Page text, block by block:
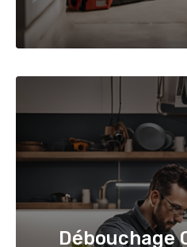
Débouchage